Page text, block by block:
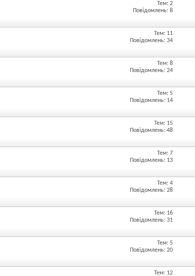
Тем: 2
Повідомлень: 8
Тем: 11
Повідомлень: 34
Тем: 8
Повідомлень: 24
Тем: 5
Повідомлень: 14
Тем: 15
Повідомлень: 48
Тем: 7
Повідомлень: 13
Тем: 4
Повідомлень: 28
Тем: 16
Повідомлень: 31
Тем: 5
Повідомлень: 20
Тем: 12